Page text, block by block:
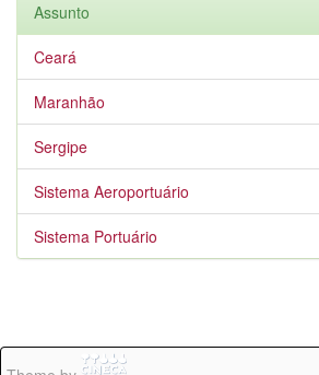
Assunto
Ceará
Maranhão
Sergipe
Sistema Aeroportuário
Sistema Portuário